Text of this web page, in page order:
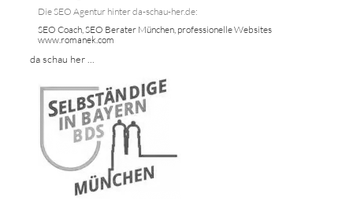
Die SEO Agentur hinter da-schau-her.de:
SEO Coach, SEO Berater München, professionelle Websites
www.romanek.com
da schau her ...